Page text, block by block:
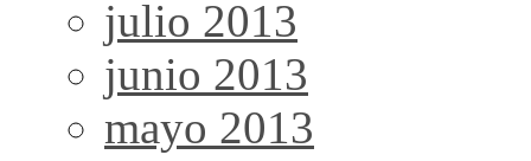
julio 2013
junio 2013
mayo 2013